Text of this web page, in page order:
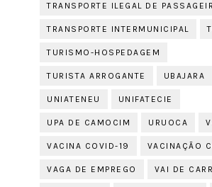
TRANSPORTE ILEGAL DE
TRANSPORTE INTERMUNICIPAL
TURISMO-HOSPEDAGEM
TURISTA ARROGANTE UBAJARA
UNIATENEU UNIFATECIE
UPA DE CAMOCIM URUOCA
VACINA COVID-19 VACINAÇÃO
VAGA DE EMPREGO VAI DE